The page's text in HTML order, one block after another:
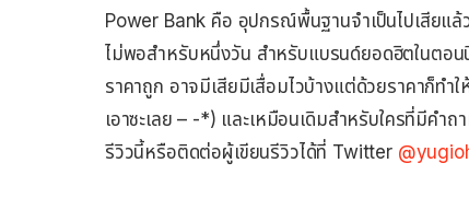
Power Bank คือ อุปกรณ์พื้นฐานจำเป็นไปเสียแล้
ไม่พอสำหรับหนึ่งวัน สำหรับแบรนด์ยอดฮิตในตอน
ราคาถูก อาจมีเสียมีเสื่อมไวบ้างแต่ด้วยราคาก็ท
เอาซะเลย – -*) และเหมือนเดิมสำหรับใครที่มีคำ
รีวิวนี้หรือติดต่อผู้เขียนรีวิวได้ที่ Twitter